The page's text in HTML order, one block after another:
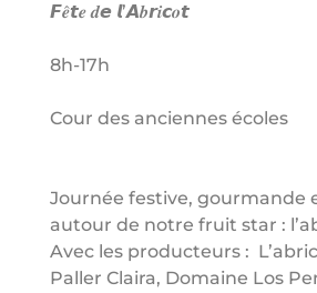
𝙁𝒆̂𝙩𝒆 𝒅𝙚 𝙡’𝘼𝒃𝙧𝒊𝙘𝒐𝙩
8h-17h
Cour des anciennes écoles
Journée festive, gourmande
autour de notre fruit star :
Avec les producteurs :
Paller Claira, Domaine Los